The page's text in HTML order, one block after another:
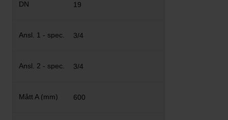
19
3/4
3/4
600